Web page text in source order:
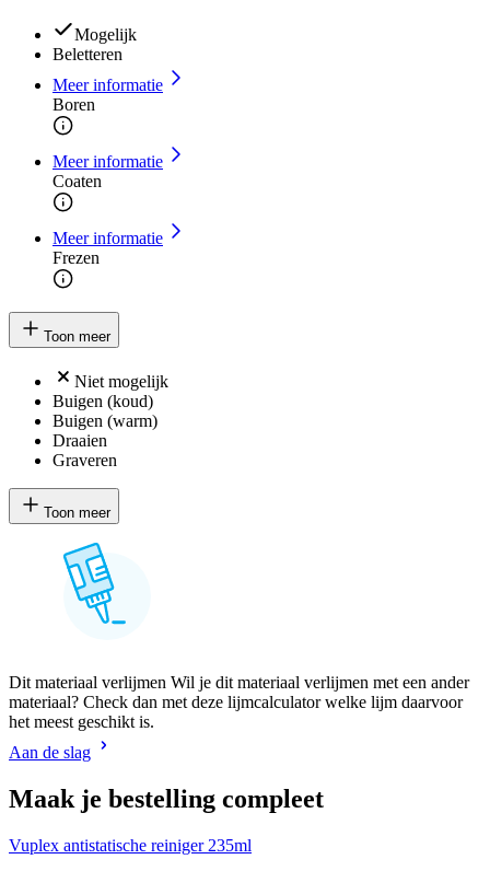
Mogelijk
Beletteren
Meer informatie
Boren
Meer informatie
Coaten
Meer informatie
Frezen
Toon meer
Niet mogelijk
Buigen (koud)
Buigen (warm)
Draaien
Graveren
Toon meer
Dit materiaal verlijmen Wil je dit materiaal verlijmen met een ander
materiaal? Check dan met deze lijmcalculator welke lijm daarvoor
het meest geschikt is.
Aan de slag
Maak je bestelling compleet
Vuplex antistatische reiniger 235ml